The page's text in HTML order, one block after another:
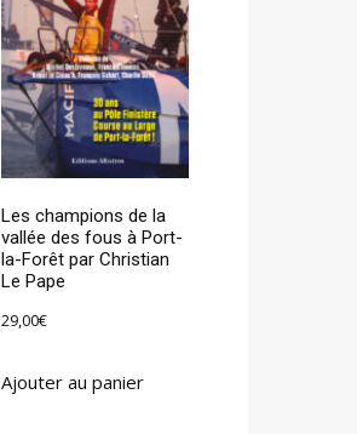
Les champions de la
vallée des fous à Port-
la-Forêt par Christian
Le Pape
29,00€
Ajouter au panier